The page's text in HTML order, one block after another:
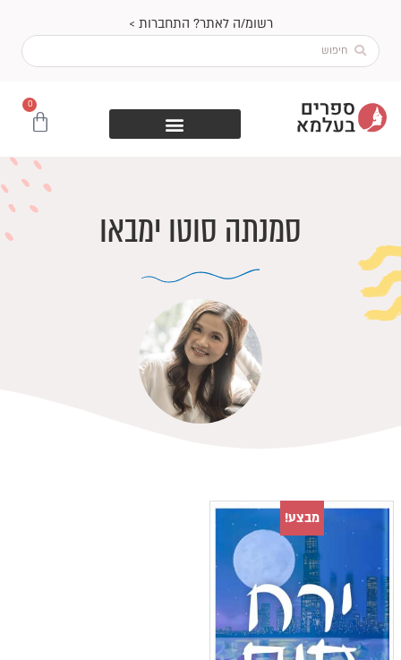
רשומ/ה לאתר? התחברות >
Search
0
עגלת
סמנתה סוטו ימבאו
מבצע!